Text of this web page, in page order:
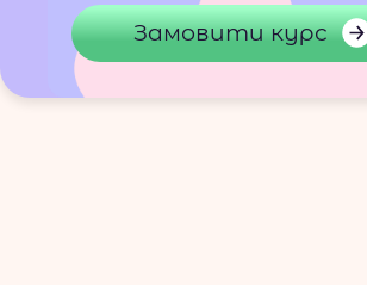
Замовити курс